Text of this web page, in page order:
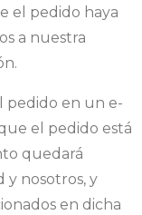
el pedido haya
a nuestra
pedido en un e-
el pedido está
quedará
nosotros, y
en dicha